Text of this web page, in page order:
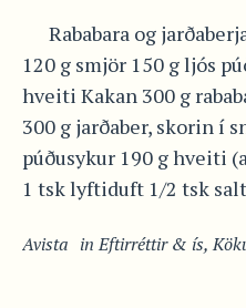
Rababara og
120 g smjör 150 g ljós
hveiti Kakan 300 g
300 g jarðaber, skorin í
púðusykur 190 g hveiti
1 tsk lyftiduft 1/2 tsk salt
Avista inEftirréttir & ís,